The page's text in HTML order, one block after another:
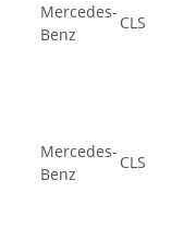
Mercedes-
Benz
CLS
Mercedes-
Benz
CLS